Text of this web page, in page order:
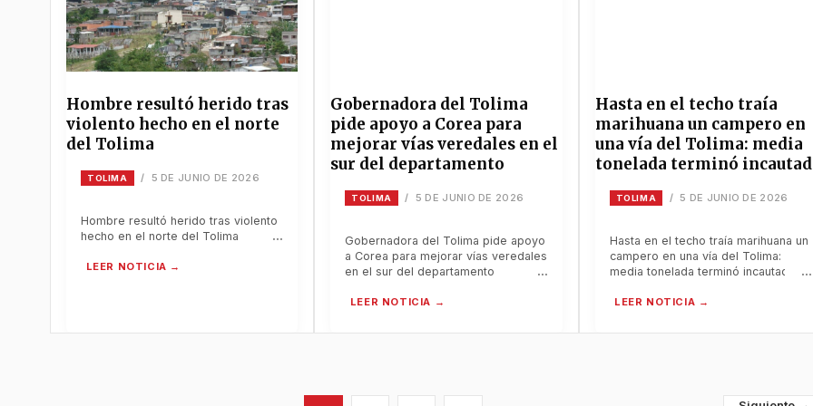
Hombre resultó herido tras
violento hecho en el norte
del Tolima
TOLIMA / 5 DE JUNIO DE 2026
Hombre resultó herido tras violento
hecho en el norte del Tolima
Gobernadora del Tolima
pide apoyo a Corea para
mejorar vías veredales en el
sur del departamento
TOLIMA / 5 DE JUNIO DE 2026
Gobernadora del Tolima pide apoyo
a Corea para mejorar vías veredales
en el sur del departamento
Hasta en el techo traía
marihuana un campero en
una vía del Tolima: media
tonelada terminó
TOLIMA / 5 DE JUNIO DE 2026
Hasta en el techo traía marihuana un
campero en una vía del Tolima:
media tonelada terminó incautada